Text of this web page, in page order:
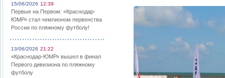
15/06/2026 12:39
Первые на Первом: «Краснодар-
ЮМР» стал чемпионом первенства
России по пляжному футболу!
13/06/2026 21:22
«Краснодар-ЮМР» вышел в финал
Первого дивизиона по пляжному
футболу